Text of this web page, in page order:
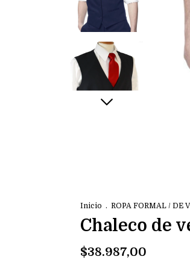
Inicio . ROPA FORMAL / DE
Chaleco de
$38.987,00